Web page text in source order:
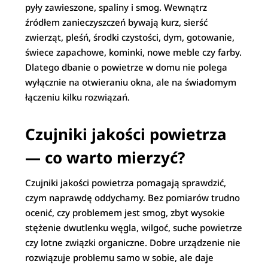
pyły zawieszone, spaliny i smog. Wewnątrz
źródłem zanieczyszczeń bywają kurz, sierść
zwierząt, pleśń, środki czystości, dym, gotowanie,
świece zapachowe, kominki, nowe meble czy farby.
Dlatego dbanie o powietrze w domu nie polega
wyłącznie na otwieraniu okna, ale na świadomym
łączeniu kilku rozwiązań.
Czujniki jakości powietrza
— co warto mierzyć?
Czujniki jakości powietrza pomagają sprawdzić,
czym naprawdę oddychamy. Bez pomiarów trudno
ocenić, czy problemem jest smog, zbyt wysokie
stężenie dwutlenku węgla, wilgoć, suche powietrze
czy lotne związki organiczne. Dobre urządzenie nie
rozwiązuje problemu samo w sobie, ale daje